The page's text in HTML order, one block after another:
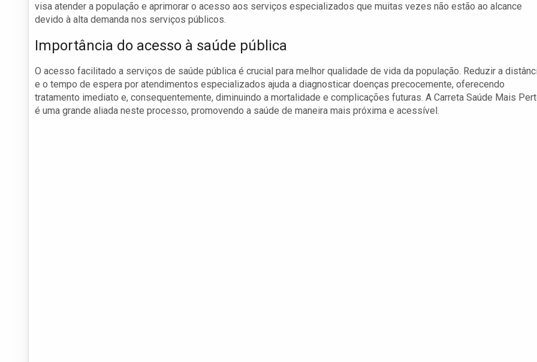
visa atender a população e aprimorar o acesso aos serviços especializados que muitas vezes não estão ao alcance
devido à alta demanda nos serviços públicos.
Importância do acesso à saúde pública
O acesso facilitado a serviços de saúde pública é crucial para melhor qualidade de vida da população. Reduzir a
e o tempo de espera por atendimentos especializados ajuda a diagnosticar doenças precocemente, oferecendo
tratamento imediato e, consequentemente, diminuindo a mortalidade e complicações futuras. A Carreta Saúde Mais
é uma grande aliada neste processo, promovendo a saúde de maneira mais próxima e acessível.